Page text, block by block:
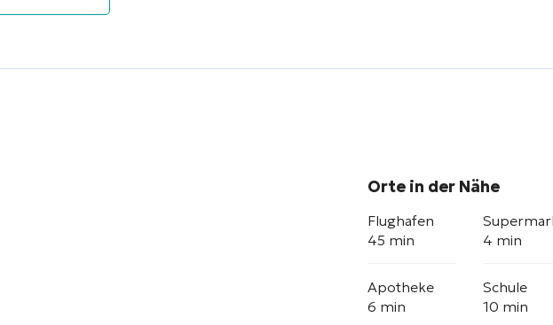
Orte in der Nähe
Flughafen
45 min
4 min
Apotheke
6 min
Schule
10 min